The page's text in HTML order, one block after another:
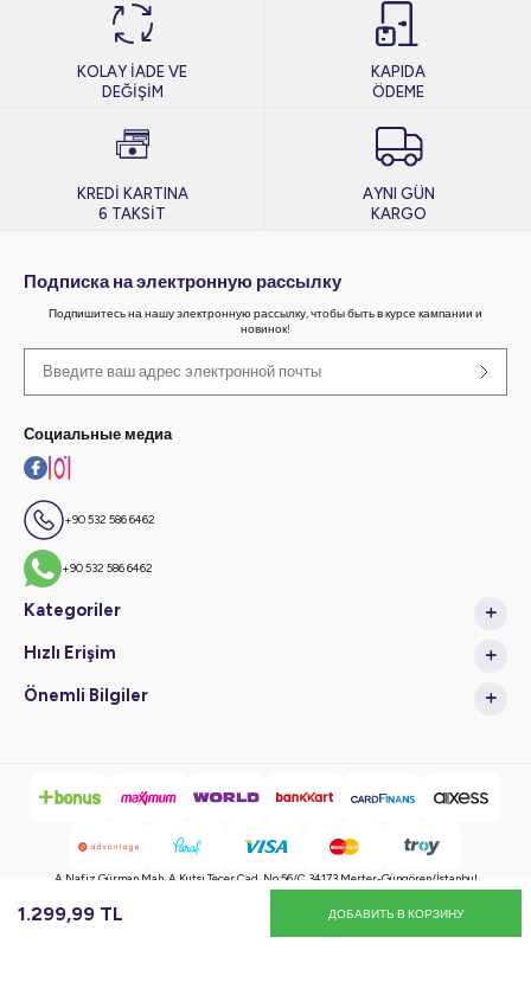
1.299,99 TL ДОБАВИТЬ В КОРЗИНУ
KOLAY İADE VE
DEĞİŞİM
KAPIDA
ÖDEME
KREDİ KARTINA
6 TAKSİT
AYNI GÜN
KARGO
Подписка на электронную рассылку
Подпишитесь на нашу электронную рассылку, чтобы быть в курсе кампании и
новинок!
Социальные медиа
+90 532 586 6462
+90 532 586 6462
Kategoriler
Hızlı Erişim
Önemli Bilgiler
A.Nafiz Gürman Mah. A.Kutsi Tecer Cad. No:56/C 34173 Merter-Güngören/İstanbul